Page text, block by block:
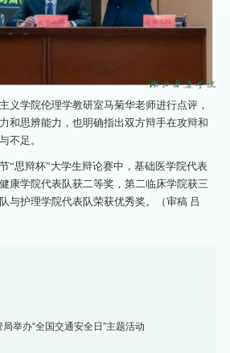
义学院伦理学教研室马菊华老师进行点评，
和思辨能力，也明确指出双方辩手在攻辩和
不足。
“思辩杯”大学生辩论赛中，基础医学院代表
康学院代表队获二等奖，第二临床学院获三
与护理学院代表队荣获优秀奖。（审稿 吕
举办“全国交通安全日”主题活动